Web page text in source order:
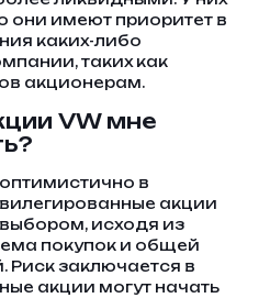
они имеют приоритет в
каких-либо
таких как
акционерам.
VW мне
в
акции
исходя из
покупок и общей
Риск заключается в
акции могут начать